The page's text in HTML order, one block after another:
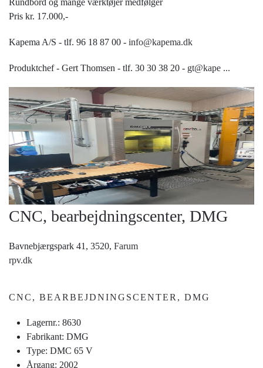
Rundbord og mange værktøjer medfølger
Pris kr. 17.000,-
Kapema A/S - tlf. 96 18 87 00 - info@kapema.dk
Produktchef - Gert Thomsen - tlf. 30 30 38 20 - gt@kape ...
CNC, bearbejdningscenter, DMG
Bavnebjærgspark 41, 3520, Farum
rpv.dk
CNC, BEARBEJDNINGSCENTER, DMG
Lagernr.: 8630
Fabrikant: DMG
Type: DMC 65 V
Årgang: 2002